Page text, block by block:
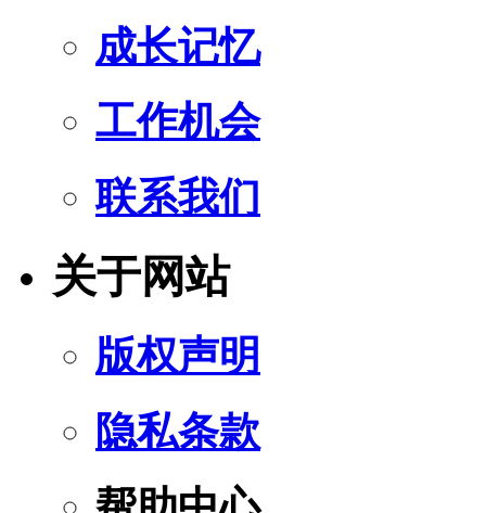
成长记忆
工作机会
联系我们
关于网站
版权声明
隐私条款